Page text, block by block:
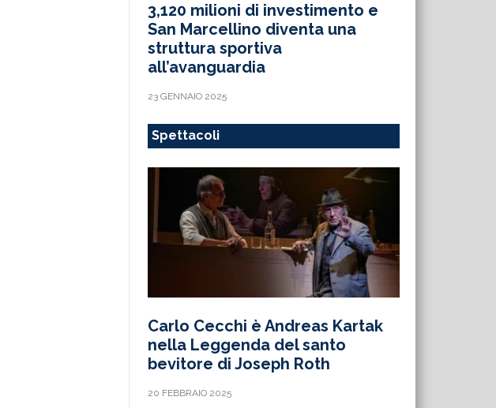
3,120 milioni di investimento e
San Marcellino diventa una
struttura sportiva
all’avanguardia
23 GENNAIO 2025
Spettacoli
Carlo Cecchi è Andreas Kartak
nella Leggenda del santo
bevitore di Joseph Roth
20 FEBBRAIO 2025